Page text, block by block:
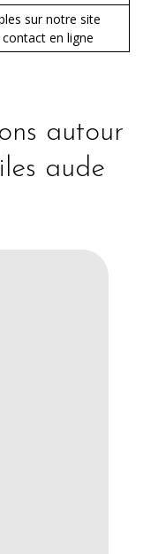
sur notre site
en ligne
autour
aude